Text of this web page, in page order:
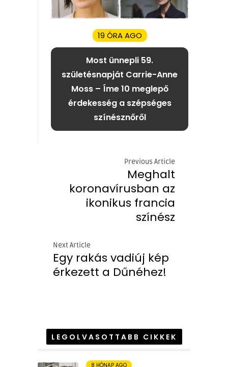
19 ÓRA AGO
Most ünnepli 59.
születésnapját Carrie-Anne
Moss – Íme 10 meglepő
érdekesség a szépséges
színésznőről
Previous Article
Meghalt
koronavírusban az
ikonikus francia
színész
Next Article
Egy rakás vadiúj kép
érkezett a Dűnéhez!
LEGOLVASOTTABB CIKKEK
8 HÓNAP AGO